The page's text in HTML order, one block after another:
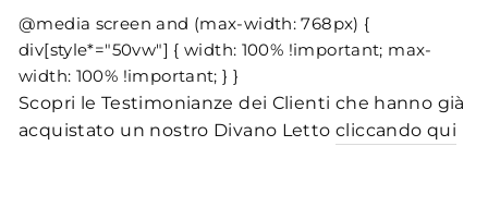
@media screen and (max-width: 768px) {
div[style*="50vw"] { width: 100% !important; max-
width: 100% !important; } }
Scopri le Testimonianze dei Clienti che hanno già
acquistato un nostro Divano Lettocliccando qui